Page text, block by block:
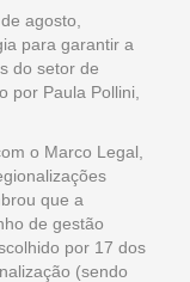
agosto,
para garantir a
do setor de
por Paula Pollini,
o Marco Legal,
que a
de gestão
por 17 dos
(sendo